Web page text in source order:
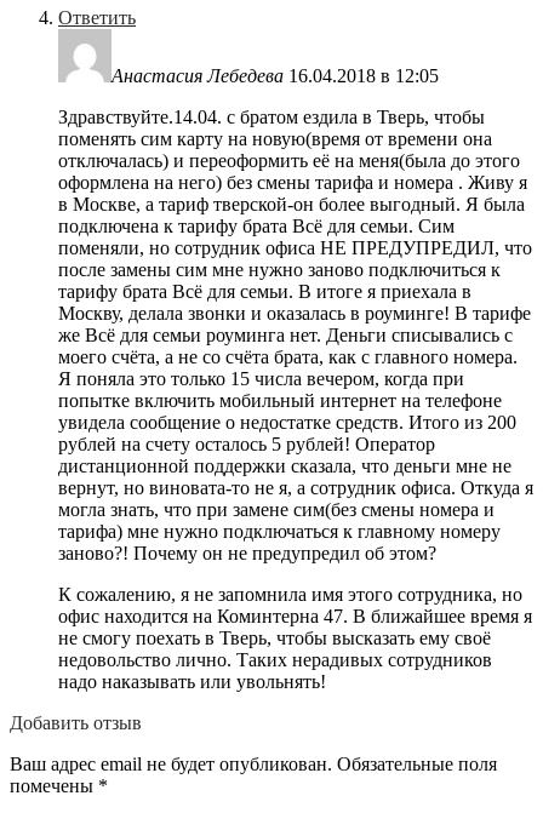
Ответить
Анастасия Лебедева 16.04.2018 в 12:05
Здравствуйте.14.04. с братом ездила в Тверь, чтобы
поменять сим карту на новую(время от времени она
отключалась) и переоформить её на меня(была до этого
оформлена на него) без смены тарифа и номера . Живу я
в Москве, а тариф тверской-он более выгодный. Я была
подключена к тарифу брата Всё для семьи. Сим
поменяли, но сотрудник офиса НЕ ПРЕДУПРЕДИЛ, что
после замены сим мне нужно заново подключиться к
тарифу брата Всё для семьи. В итоге я приехала в
Москву, делала звонки и оказалась в роуминге! В тарифе
же Всё для семьи роуминга нет. Деньги списывались с
моего счёта, а не со счёта брата, как с главного номера.
Я поняла это только 15 числа вечером, когда при
попытке включить мобильный интернет на телефоне
увидела сообщение о недостатке средств. Итого из 200
рублей на счету осталось 5 рублей! Оператор
дистанционной поддержки сказала, что деньги мне не
вернут, но виновата-то не я, а сотрудник офиса. Откуда я
могла знать, что при замене сим(без смены номера и
тарифа) мне нужно подключаться к главному номеру
заново?! Почему он не предупредил об этом?
К сожалению, я не запомнила имя этого сотрудника, но
офис находится на Коминтерна 47. В ближайшее время я
не смогу поехать в Тверь, чтобы высказать ему своё
недовольство лично. Таких нерадивых сотрудников
надо наказывать или увольнять!
Добавить отзыв
Ваш адрес email не будет опубликован. Обязательные поля
помечены *